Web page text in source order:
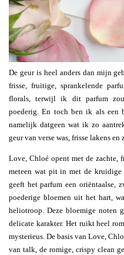
De geur is heel anders dan mijn
frisse, fruitige, sprankelende
florals, terwijl ik dit parfum zou
poederig. En toch ben ik als een
namelijk datgeen wat ik zo
geur van verse was, frisse lakens en
Love, Chloé opent met de zachte,
meteen wat pit in met de
geeft het parfum een oriëntaalse,
poederige bloemen uit het hart,
heliotroop. Deze bloemige noten
delicate karakter. Het ruikt heel
mysterieus. De basis van Love,
van talk, de romige, crispy clean